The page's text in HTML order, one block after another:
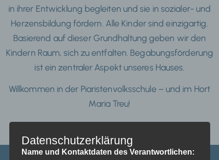
in ihrer Entwicklung begleiten und sie in sozialer- und
Herzensbildung fördern. Alle Kinder sind einzigartig.
Basierend auf dieser Grundhaltung geben wir den
Kindern Raum, sich zu entfalten. Begabungsförderung
ist ein zentraler Aspekt unseres Hauses.
Willkommen in der Piaristenvolksschule – und im Hort
Maria Treu!
Datenschutzerklärung
Name und Kontaktdaten des Verantwortlichen: